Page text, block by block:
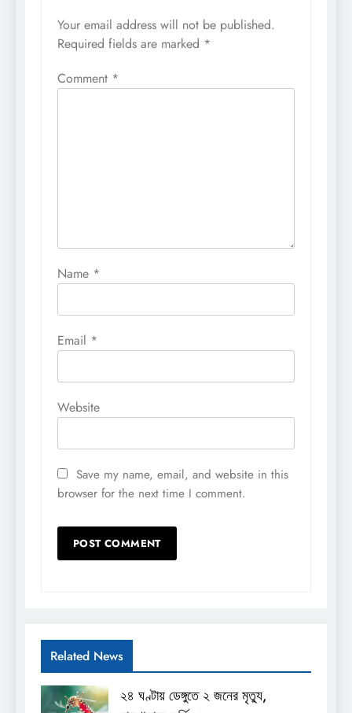
Your email address will not be published.
Required fields are marked *
Comment *
Name *
Email *
Website
Save my name, email, and website in this
browser for the next time I comment.
Related News
২৪ ঘণ্টায় ডেঙ্গুতে ২ জনের মৃত্যু,